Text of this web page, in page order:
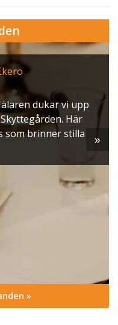
dukar vi upp
Här
som brinner stilla
»
»